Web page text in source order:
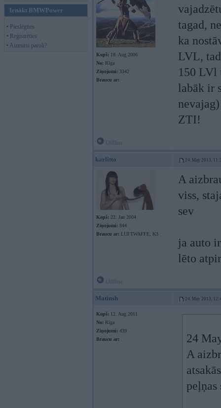
Ienākt BMWPower
• Pieslēgties
• Reģistrēties
• Aizmirsi paroli?
Kopš: 18. Aug 2006
No: Rīga
Ziņojumi: 3342
Braucu ar:
tagad,
ka
LVL,
150 LVl
labāk ir
ZTI!
karlitto 24. May 2013,
Kopš: 22. Jan 2004
Ziņojumi: 844
Braucu ar: LUFTWAFFE, K3
A
viss,
sev
ja auto
lēto
Matinsh 24. May 2013,
Kopš: 12. Aug 2011
No: Rīga
Ziņojumi: 439
Braucu ar:
24
A
peļņas